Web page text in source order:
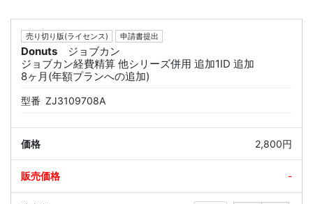
売り切り版(ライセンス) 申請書提出
Donuts
ジョブカン
ジョブカン経費精算 他シリーズ併用 追加1ID 追加
8ヶ月(年額プランへの追加)
型番 ZJ3109708A
2,800円
-